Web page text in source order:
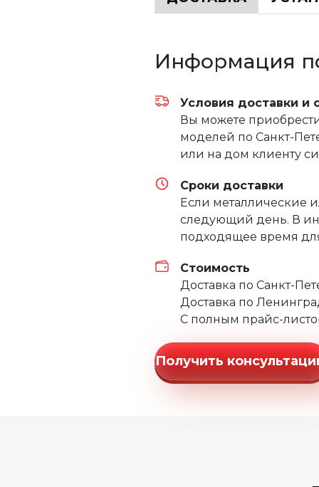
Информация
Условия доставки и
Вы можете
моделей по Санкт-
или на дом клиенту
Сроки доставки
Если металлические
следующий день. В
подходящее время
Стоимость
Доставка по Санкт-
Доставка по
С полным прайс-
Получить